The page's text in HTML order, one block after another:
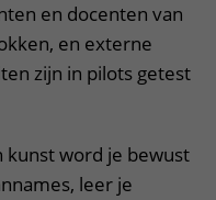
en docenten van
en externe
zijn in pilots getest
kunst word je bewust
leer je